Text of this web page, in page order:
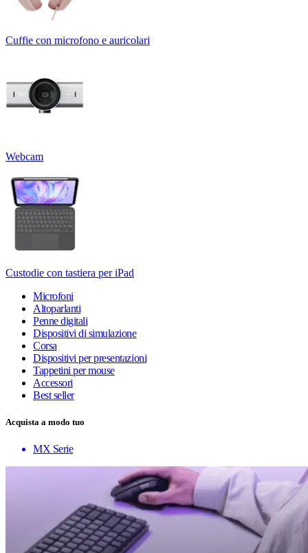
Cuffie con microfono e auricolari
Webcam
Custodie con tastiera per iPad
Microfoni
Altoparlanti
Penne digitali
Dispositivi di simulazione
Corsa
Dispositivi per presentazioni
Tappetini per mouse
Accessori
Best seller
Acquista a modo tuo
MX Serie